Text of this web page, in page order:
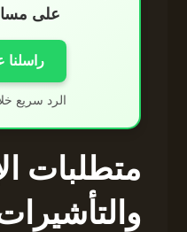
على
الرد سريع
متطلبات